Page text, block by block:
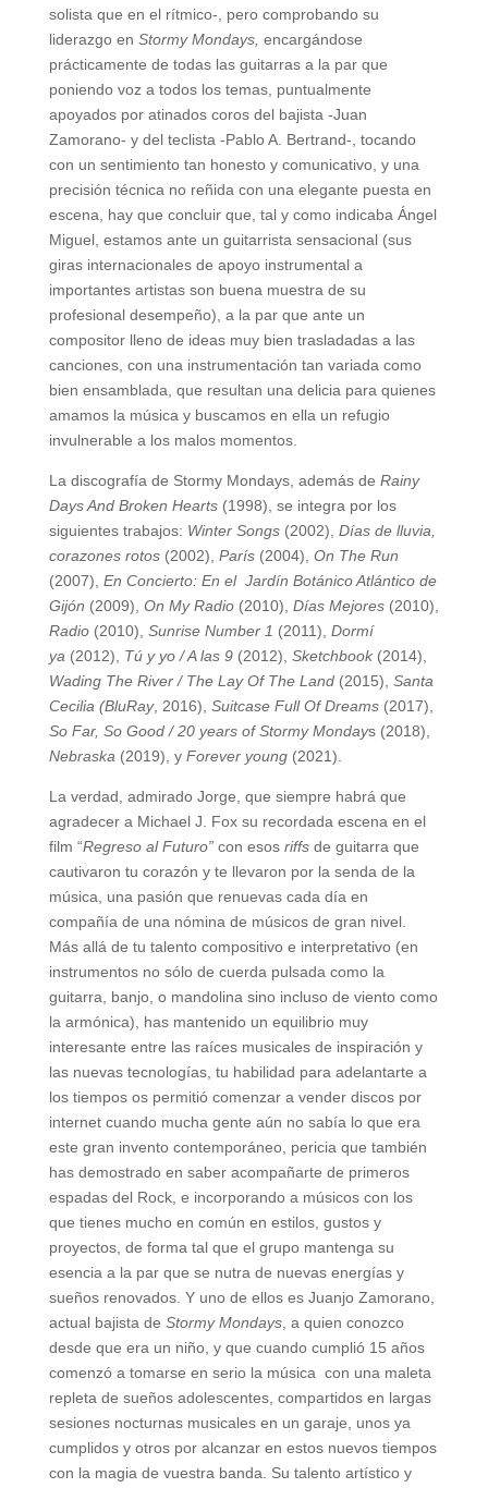
solista que en el rítmico-, pero comprobando su
liderazgo en Stormy Mondays, encargándose
prácticamente de todas las guitarras a la par que
poniendo voz a todos los temas, puntualmente
apoyados por atinados coros del bajista -Juan
Zamorano- y del teclista -Pablo A. Bertrand-, tocando
con un sentimiento tan honesto y comunicativo, y una
precisión técnica no reñida con una elegante puesta en
escena, hay que concluir que, tal y como indicaba Ángel
Miguel, estamos ante un guitarrista sensacional (sus
giras internacionales de apoyo instrumental a
importantes artistas son buena muestra de su
profesional desempeño), a la par que ante un
compositor lleno de ideas muy bien trasladadas a las
canciones, con una instrumentación tan variada como
bien ensamblada, que resultan una delicia para quienes
amamos la música y buscamos en ella un refugio
invulnerable a los malos momentos.
La discografía de Stormy Mondays, además de Rainy
Days And Broken Hearts (1998), se integra por los
siguientes trabajos: Winter Songs(2002), Días de lluvia,
corazones rotos(2002), París(2004), On The Run
(2007), En Concierto: En el Jardín Botánico Atlántico de
Gijón (2009), On My Radio(2010), Días Mejores(2010),
Radio(2010), Sunrise Number 1 (2011), Dormí
ya(2012), Tú y yo / A las 9(2012), Sketchbook(2014),
Wading The River / The Lay Of The Land(2015), Santa
Cecilia (BluRay, 2016), Suitcase Full Of Dreams(2017),
So Far, So Good / 20 years of Stormy Mondays (2018),
Nebraska(2019), y Forever young(2021).
La verdad, admirado Jorge, que siempre habrá que
agradecer a Michael J. Fox su recordada escena en el
film “Regreso al Futuro”con esos riffsde guitarra que
cautivaron tu corazón y te llevaron por la senda de la
música, una pasión que renuevas cada día en
compañía de una nómina de músicos de gran nivel.
Más allá de tu talento compositivo e interpretativo (en
instrumentos no sólo de cuerda pulsada como la
guitarra, banjo, o mandolina sino incluso de viento como
la armónica), has mantenido un equilibrio muy
interesante entre las raíces musicales de inspiración y
las nuevas tecnologías, tu habilidad para adelantarte a
los tiempos os permitió comenzar a vender discos por
internet cuando mucha gente aún no sabía lo que era
este gran invento contemporáneo, pericia que también
has demostrado en saber acompañarte de primeros
espadas del Rock, e incorporando a músicos con los
que tienes mucho en común en estilos, gustos y
proyectos, de forma tal que el grupo mantenga su
esencia a la par que se nutra de nuevas energías y
sueños renovados. Y uno de ellos es Juanjo Zamorano,
actual bajista de Stormy Mondays, a quien conozco
desde que era un niño, y que cuando cumplió 15 años
comenzó a tomarse en serio la música con una maleta
repleta de sueños adolescentes, compartidos en largas
sesiones nocturnas musicales en un garaje, unos ya
cumplidos y otros por alcanzar en estos nuevos tiempos
con la magia de vuestra banda. Su talento artístico y